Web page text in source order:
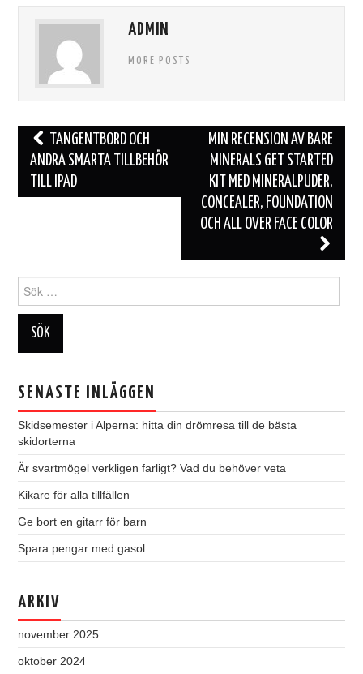
ADMIN
MORE POSTS
Inläggsnavigering
TANGENTBORD OCH
ANDRA SMARTA TILLBEHÖR
TILL IPAD
MIN RECENSION AV BARE
MINERALS GET STARTED
KIT MED MINERALPUDER,
CONCEALER, FOUNDATION
OCH ALL OVER FACE COLOR
efter:
SENASTE INLÄGGEN
Skidsemester i Alperna: hitta din drömresa till de bästa
skidorterna
Är svartmögel verkligen farligt? Vad du behöver veta
Kikare för alla tillfällen
Ge bort en gitarr för barn
Spara pengar med gasol
ARKIV
november 2025
oktober 2024